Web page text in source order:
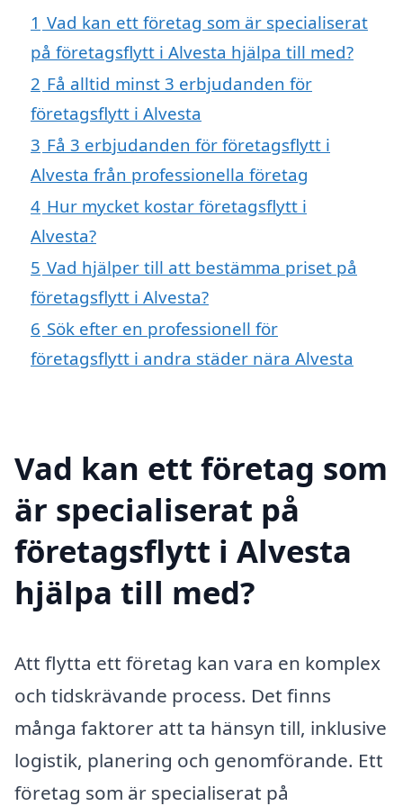
1 Vad kan ett företag som är specialiserat
på företagsflytt i Alvesta hjälpa till med?
2 Få alltid minst 3 erbjudanden för
företagsflytt i Alvesta
3 Få 3 erbjudanden för företagsflytt i
Alvesta från professionella företag
4 Hur mycket kostar företagsflytt i
Alvesta?
5 Vad hjälper till att bestämma priset på
företagsflytt i Alvesta?
6 Sök efter en professionell för
företagsflytt i andra städer nära Alvesta
Vad kan ett företag som
är specialiserat på
företagsflytt i Alvesta
hjälpa till med?
Att flytta ett företag kan vara en komplex
och tidskrävande process. Det finns
många faktorer att ta hänsyn till, inklusive
logistik, planering och genomförande. Ett
företag som är specialiserat på